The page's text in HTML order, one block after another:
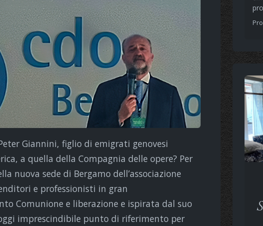
Giannini, figlio di emigrati genovesi
a quella della Compagnia delle opere? Per
nuova sede di Bergamo dell’associazione
e professionisti in gran
Comunione e liberazione e ispirata dal suo
imprescindibile punto di riferimento per